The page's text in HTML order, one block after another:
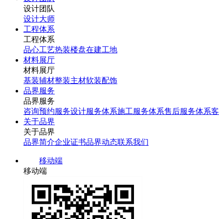
设计团队
设计大师
工程体系
工程体系
品心工艺热装楼盘在建工地
材料展厅
材料展厅
基装辅材整装主材软装配饰
品界服务
品界服务
咨询预约服务设计服务体系施工服务体系售后服务体系
关于品界
关于品界
品界简介企业证书品界动态联系我们
移动端
移动端